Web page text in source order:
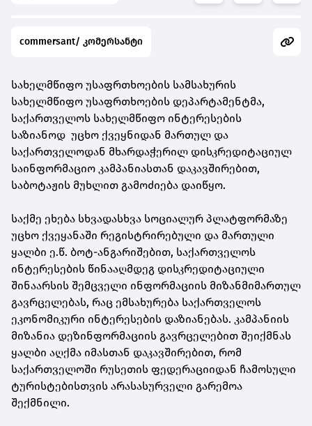
commersant/ კომერსანტი
სახელმწიფო უსაფრთხოების სამსახურის
სახელმწიფო უსაფრთხოების დეპარტამენტმა,
საქართველოს სახელმწიფო ინტერესების
საზიანოდ უცხო ქვეყნიდან მართულ და
საქართველოდან მხარდაჭერილ დისკრედიტაციულ
საინფორმაციო კამპანიასთან დაკავშირებით,
საბოტაჟის მუხლით გამოძიება დაიწყო.
საქმე ეხება სხვადასხვა სოციალურ პლატფორმაზე
უცხო ქვეყანაში რეგისტრირებული და მართული
ყალბი ე.წ. ბოტ-ანგარიშებით, საქართველოს
ინტერესების წინააღმდეგ დისკრედიტაციული
შინაარსის შემცველი ინფორმაციის მიზანმიმართულ
გავრცელებას, რაც ემსახურება საქართველოს
ეკონომიკური ინტერესების დაზიანებას. კამპანიის
მიზანია დეზინფორმაციის გავრცელებით შეიქმნას
ყალბი აღქმა იმასთან დაკავშირებით, რომ
საქართველოში რუსეთის ფედერაციიდან ჩამოსული
ტურისტებისთვის არასასურველი გარემოა
შექმნილი.